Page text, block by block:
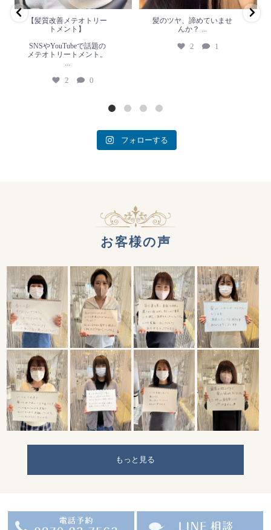
2 0
【髪質改善メテオトリー
トメント】
SNSやYouTubeで話題の
メテオトリートメント。
...
2 0
髪のツヤ、諦めていませ
んか？ ...
2 1
フォローする
お客様の声
もっと見る